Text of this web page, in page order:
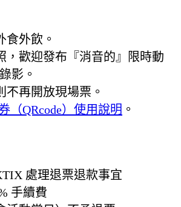
食外飲。
，歡迎發布『消音的』限時動
影。
不再開放現場票。
（QRcode）使用說明 。
處理退票退款事宜
手續費